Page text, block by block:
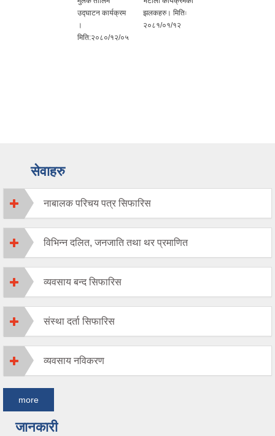
उद्घाटन कार्यक्रम
।
मिति:२०८०/१२/०५
झलकहरु। मितिः
२०८१/०१/१२
सेवाहरु
नाबालक परिचय पत्र सिफारिस
विभिन्न दलित, जनजाति तथा थर प्रमाणित
व्यवसाय बन्द सिफारिस
संस्था दर्ता सिफारिस
व्यवसाय नविकरण
more
जानकारी